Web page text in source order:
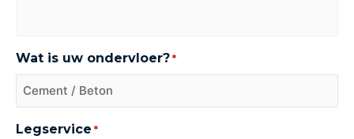
Wat is uw ondervloer? *
Legservice *